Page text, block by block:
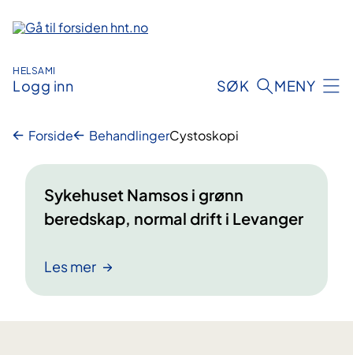
innhold
HELSAMI
Logg inn SØK MENY
Forside BehandlingerCystoskopi
Sykehuset Namsos i grønn
beredskap, normal drift i Levanger
Les mer